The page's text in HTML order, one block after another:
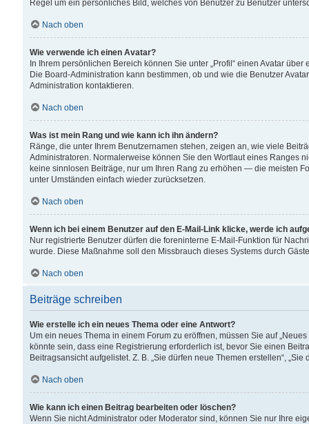
Regel um ein persönliches Bild, welches von Benutzer zu Benutzer
Nach oben
Wie verwende ich einen Avatar?
In Ihrem persönlichen Bereich können Sie unter „Profil“ einen Avatar
Die Board-Administration kann bestimmen, ob und wie die Benutzer
Administration kontaktieren.
Nach oben
Was ist mein Rang und wie kann ich ihn ändern?
Ränge, die unter Ihrem Benutzernamen stehen, zeigen an, wie viele
Administratoren. Normalerweise können Sie den Wortlaut eines Ranges
keine sinnlosen Beiträge, nur um Ihren Rang zu erhöhen — die meisten
unter Umständen einfach wieder zurücksetzen.
Nach oben
Wenn ich bei einem Benutzer auf den E-Mail-Link klicke, werde ich
Nur registrierte Benutzer dürfen die foreninterne E-Mail-Funktion für
wurde. Diese Maßnahme soll den Missbrauch dieses Systems durch
Nach oben
Beiträge schreiben
Wie erstelle ich ein neues Thema oder eine Antwort?
Um ein neues Thema in einem Forum zu eröffnen, müssen Sie auf
könnte sein, dass eine Registrierung erforderlich ist, bevor Sie einen
Beitragsansicht aufgelistet. Z. B. „Sie dürfen neue Themen erstellen“,
Nach oben
Wie kann ich einen Beitrag bearbeiten oder löschen?
Wenn Sie nicht Administrator oder Moderator sind, können Sie nur Ihre